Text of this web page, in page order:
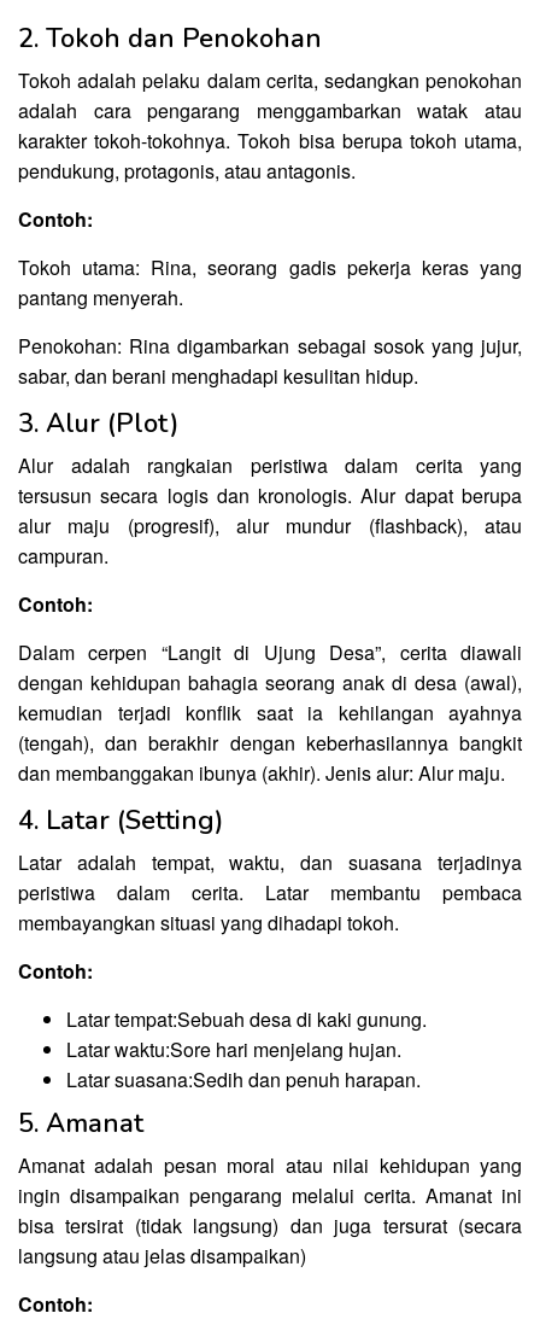
2. Tokoh dan Penokohan
Tokoh adalah pelaku dalam cerita, sedangkan penokohan
adalah cara pengarang menggambarkan watak atau
karakter tokoh-tokohnya. Tokoh bisa berupa tokoh utama,
pendukung, protagonis, atau antagonis.
Contoh:
Tokoh utama: Rina, seorang gadis pekerja keras yang
pantang menyerah.
Penokohan: Rina digambarkan sebagai sosok yang jujur,
sabar, dan berani menghadapi kesulitan hidup.
3. Alur (Plot)
Alur adalah rangkaian peristiwa dalam cerita yang
tersusun secara logis dan kronologis. Alur dapat berupa
alur maju (progresif), alur mundur (flashback), atau
campuran.
Contoh:
Dalam cerpen “Langit di Ujung Desa”, cerita diawali
dengan kehidupan bahagia seorang anak di desa (awal),
kemudian terjadi konflik saat ia kehilangan ayahnya
(tengah), dan berakhir dengan keberhasilannya bangkit
dan membanggakan ibunya (akhir). Jenis alur: Alur maju.
4. Latar (Setting)
Latar adalah tempat, waktu, dan suasana terjadinya
peristiwa dalam cerita. Latar membantu pembaca
membayangkan situasi yang dihadapi tokoh.
Contoh:
Latar tempat:Sebuah desa di kaki gunung.
Latar waktu:Sore hari menjelang hujan.
Latar suasana:Sedih dan penuh harapan.
5. Amanat
Amanat adalah pesan moral atau nilai kehidupan yang
ingin disampaikan pengarang melalui cerita. Amanat ini
bisa tersirat (tidak langsung) dan juga tersurat (secara
langsung atau jelas disampaikan)
Contoh: